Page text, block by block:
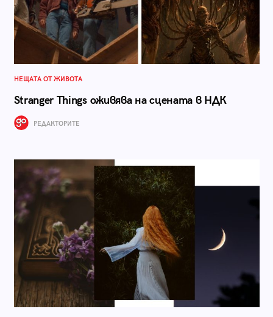
НЕЩАТА ОТ ЖИВОТА
Stranger Things оживява на сцената в НДК
РЕДАКТОРИТЕ